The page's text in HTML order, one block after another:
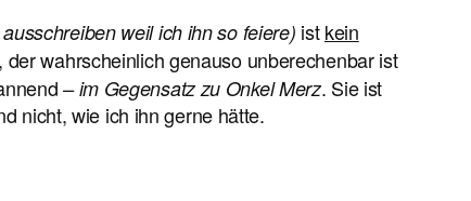
weil ich ihn so feiere) istkein
der wahrscheinlich genauso unberechenbar ist
– im Gegensatz zu Onkel Merz. Sie ist
nicht, wie ich ihn gerne hätte.